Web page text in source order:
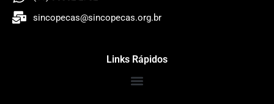
sincopecas@sincopecas.org.br
Links Rápidos